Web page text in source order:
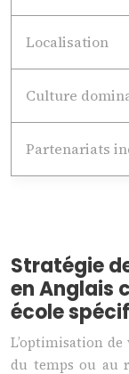
Localisation
Culture
Partenariats
Stratégie
en Anglais
école
L’optimisation
du temps ou au